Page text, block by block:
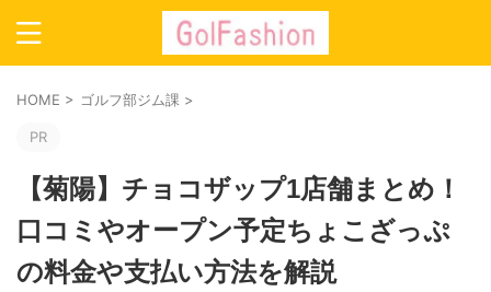
HOME > ゴルフ部ジム課 >
PR
【菊陽】チョコザップ1店舗まとめ！
口コミやオープン予定ちょこざっぷ
の料金や支払い方法を解説